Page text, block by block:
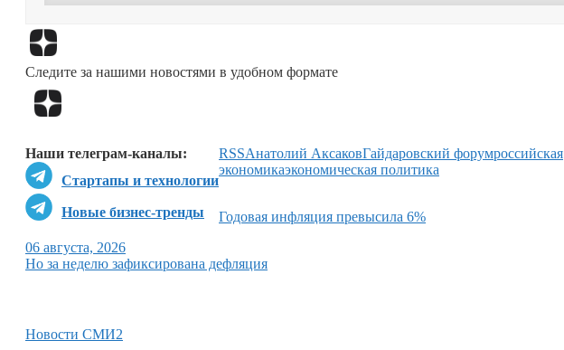
Следите за нашими новостями в удобном формате
Наши телеграм-каналы:
Стартапы и технологии
Новые бизнес-тренды
RSSАнатолий АксаковГайдаровский форумроссийская
экономикаэкономическая политика
Годовая инфляция превысила 6%
06 августа, 2026
Но за неделю зафиксирована дефляция
Новости СМИ2